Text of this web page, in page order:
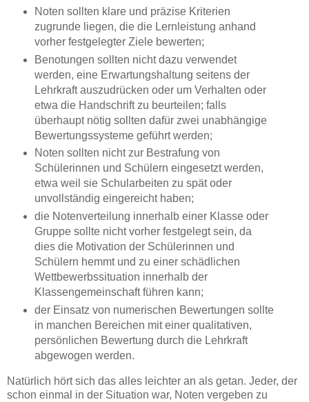
Noten sollten klare und präzise Kriterien
zugrunde liegen, die die Lernleistung anhand
vorher festgelegter Ziele bewerten;
Benotungen sollten nicht dazu verwendet
werden, eine Erwartungshaltung seitens der
Lehrkraft auszudrücken oder um Verhalten oder
etwa die Handschrift zu beurteilen; falls
überhaupt nötig sollten dafür zwei unabhängige
Bewertungssysteme geführt werden;
Noten sollten nicht zur Bestrafung von
Schülerinnen und Schülern eingesetzt werden,
etwa weil sie Schularbeiten zu spät oder
unvollständig eingereicht haben;
die Notenverteilung innerhalb einer Klasse oder
Gruppe sollte nicht vorher festgelegt sein, da
dies die Motivation der Schülerinnen und
Schülern hemmt und zu einer schädlichen
Wettbewerbssituation innerhalb der
Klassengemeinschaft führen kann;
der Einsatz von numerischen Bewertungen sollte
in manchen Bereichen mit einer qualitativen,
persönlichen Bewertung durch die Lehrkraft
abgewogen werden.
Natürlich hört sich das alles leichter an als getan. Jeder, der
schon einmal in der Situation war, Noten vergeben zu